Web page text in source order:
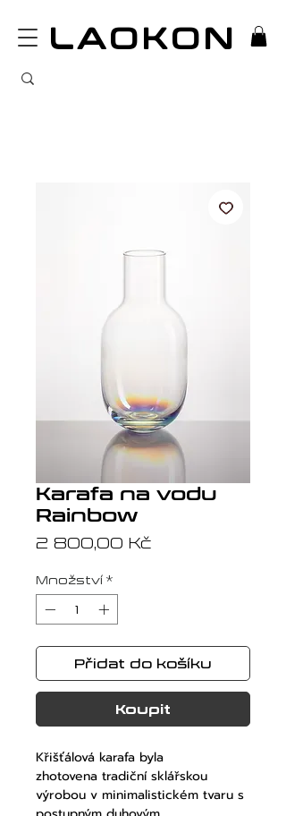
LAOKON
Karafa na vodu
Rainbow
2 800,00 KčCena
Množství *
Přidat do košíku
Koupit
Křišťálová karafa byla
zhotovena tradiční sklářskou
výrobou v minimalistickém tvaru s